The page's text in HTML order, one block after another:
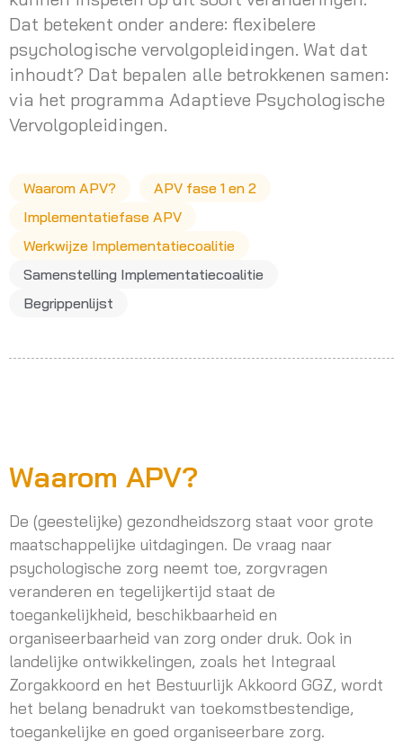
Dat betekent onder andere: flexibelere
psychologische vervolgopleidingen. Wat dat
inhoudt? Dat bepalen alle betrokkenen samen:
via het programma Adaptieve Psychologische
Vervolgopleidingen.
Waarom APV?
APV fase 1 en 2
Implementatiefase APV
Werkwijze Implementatiecoalitie
Samenstelling Implementatiecoalitie
Begrippenlijst
Waarom APV?
De (geestelijke) gezondheidszorg staat voor grote
maatschappelijke uitdagingen. De vraag naar
psychologische zorg neemt toe, zorgvragen
veranderen en tegelijkertijd staat de
toegankelijkheid, beschikbaarheid en
organiseerbaarheid van zorg onder druk. Ook in
landelijke ontwikkelingen, zoals het Integraal
Zorgakkoord en het Bestuurlijk Akkoord GGZ, wordt
het belang benadrukt van toekomstbestendige,
toegankelijke en goed organiseerbare zorg.